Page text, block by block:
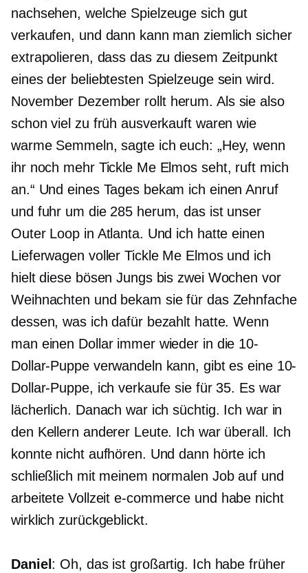
nachsehen, welche Spielzeuge sich gut
verkaufen, und dann kann man ziemlich sicher
extrapolieren, dass das zu diesem Zeitpunkt
eines der beliebtesten Spielzeuge sein wird.
November Dezember rollt herum. Als sie also
schon viel zu früh ausverkauft waren wie
warme Semmeln, sagte ich euch: „Hey, wenn
ihr noch mehr Tickle Me Elmos seht, ruft mich
an.“ Und eines Tages bekam ich einen Anruf
und fuhr um die 285 herum, das ist unser
Outer Loop in Atlanta. Und ich hatte einen
Lieferwagen voller Tickle Me Elmos und ich
hielt diese bösen Jungs bis zwei Wochen vor
Weihnachten und bekam sie für das Zehnfache
dessen, was ich dafür bezahlt hatte. Wenn
man einen Dollar immer wieder in die 10-
Dollar-Puppe verwandeln kann, gibt es eine 10-
Dollar-Puppe, ich verkaufe sie für 35. Es war
lächerlich. Danach war ich süchtig. Ich war in
den Kellern anderer Leute. Ich war überall. Ich
konnte nicht aufhören. Und dann hörte ich
schließlich mit meinem normalen Job auf und
arbeitete Vollzeite-commerce und habe nicht
wirklich zurückgeblickt.
Daniel : Oh, das ist großartig. Ich habe früher